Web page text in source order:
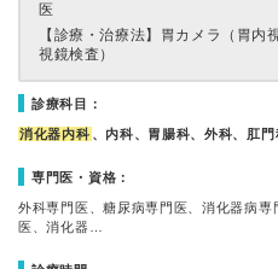
医
【診療・治療法】 胃カメラ（胃内
視鏡検査）
診療科目：
消化器内科 、内科、胃腸科、外科、肛門
専門医・資格：
外科専門医、糖尿病専門医、消化器病
医、消化器…